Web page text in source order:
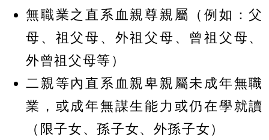
無職業之直系血親尊親屬（例如：父
母、祖父母、外祖父母、曾祖父母、
外曾祖父母等）
二親等內直系血親卑親屬未成年無職
業，或成年無謀生能力或仍在學就讀
（限子女、孫子女、外孫子女）